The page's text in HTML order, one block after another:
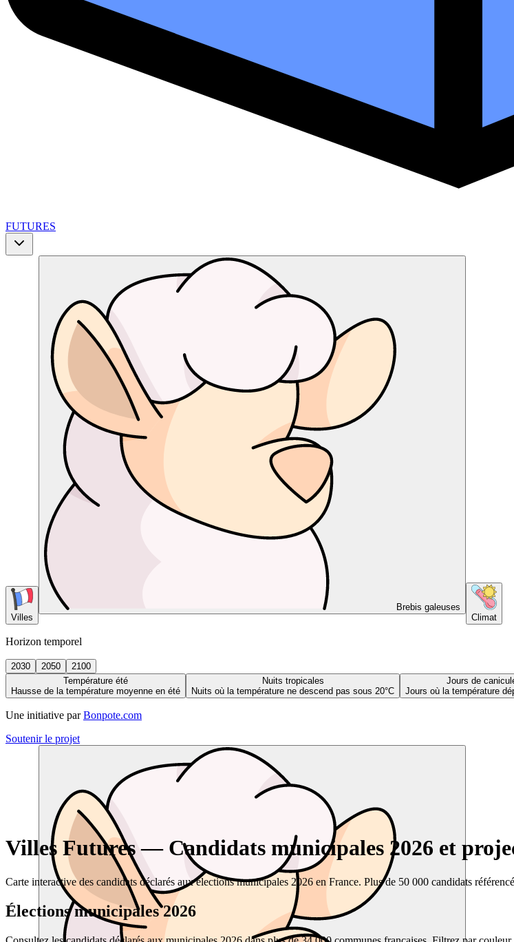
FUTURES
Villes
Brebis galeuses
Climat
Horizon temporel
2030 2050
2100
Température été
Hausse de la température moyenne en été
Nuits tropicales
Nuits où la température ne descend pas sous 20°C
Jours de
Jours où la température
Une initiative par Bonpote.com
Soutenir le projet
Villes Futures — Candidats municipales 2026 et
Carte interactive des candidats déclarés aux élections municipales 2026 en France. Plus de 50 000 candidats
Élections municipales 2026